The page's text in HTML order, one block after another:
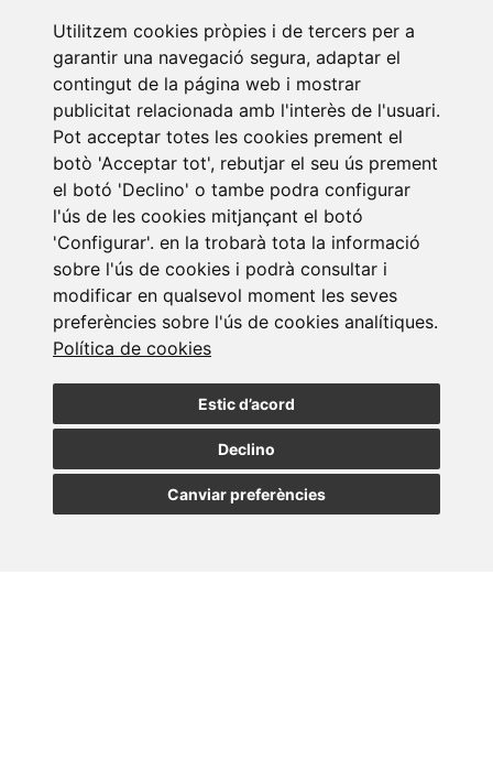
Utilitzem cookies pròpies i de tercers per a
garantir una navegació segura, adaptar el
contingut de la página web i mostrar
publicitat relacionada amb l'interès de l'usuari.
Pot acceptar totes les cookies prement el
botò 'Acceptar tot', rebutjar el seu ús prement
el botó 'Declino' o tambe podra configurar
l'ús de les cookies mitjançant el botó
'Configurar'. en la trobarà tota la informació
sobre l'ús de cookies i podrà consultar i
modificar en qualsevol moment les seves
preferències sobre l'ús de cookies analítiques.
Política de cookies
Estic d’acord
Declino
Canviar preferències
Subscriure a la
newsletter
Assabenta't de les nostres últimes notícies
SUBSCRIURE